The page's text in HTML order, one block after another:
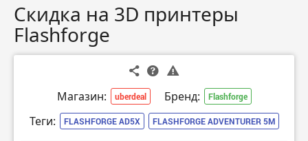
Скидка на 3D принтеры
Flashforge
Магазин: uberdeal Бренд: Flashforge
Теги: FLASHFORGE AD5X FLASHFORGE ADVENTURER 5M